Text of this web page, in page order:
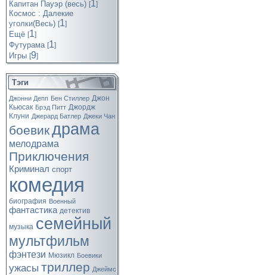
Капитан Пауэр (весь) [1]
Космос : Далекие
уголки(Весь) [1]
Ещё [1]
Футурама [1]
Игры [9]
Тэги
Джонни Депп Бен Стиллер Джон
Кьюсак Брэд Питт Джордж
Клуни Джерард Батлер Джеки Чан
боевикдрама
мелодрама
Приключения
Криминал спорт
комедия
биография Военный
фантастика детектив
музыка семейный
мультфильм
фэнтези Мюзикл Боевики
ужасы триллер Джеймс